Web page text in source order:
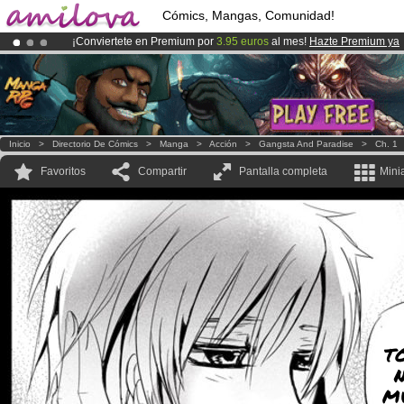
Cómics, Mangas, Comunidad!
¡Conviertete en Premium por 3.95 euros al mes! Hazte Premium ya
¡Ya tenemos 100000miembrosy 1000Cómics y Mangas!.
El Kickstarter Amilova está desormado lanzado!.
Inicio > Directorio De Cómics > Manga > Acción > Gangsta And Paradise > Ch. 1
Favoritos Compartir Pantalla completa